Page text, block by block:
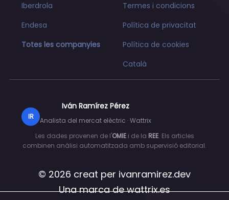
Iberdrola
Endesa
Totes les companyies
Termes i condicions
Política de privacitat
Política de cookies
Català
IR
Iván Ramírez Pérez
Analista del mercat elèctric · Wattrix
Les dades provenen de l'OMIEi de la REE. Els articles
combinen anàlisi automatitzada amb supervisió editorial.
© 2026 creat per ivanramirez.dev
Una marca dewattrix.es